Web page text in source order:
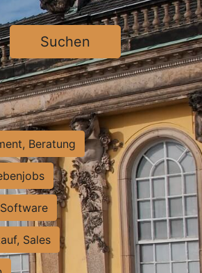
Suchen
Beratung
Sales